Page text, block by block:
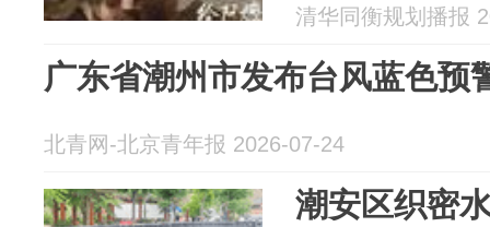
清华同衡规划播报
广东省潮州市发布台风蓝色预
北青网-北京青年报 2026-07-24
潮安区织密